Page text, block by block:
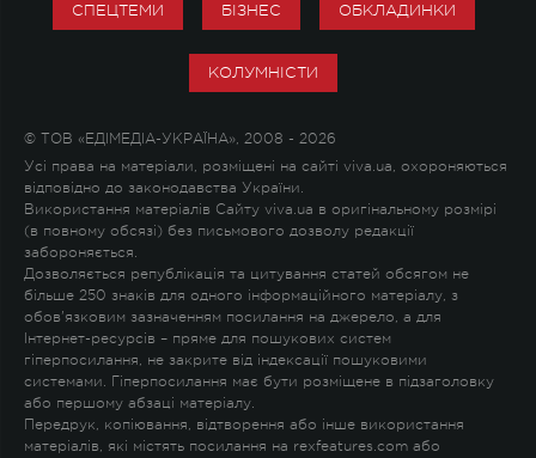
СПЕЦТЕМИ БІЗНЕС ОБКЛАДИНКИ
КОЛУМНІСТИ
© ТОВ «ЕДІМЕДІА-УКРАЇНА», 2008 - 2026
Усі права на матеріали, розміщені на сайті viva.ua, охороняються
відповідно до законодавства України.
Використання матеріалів Сайту viva.ua в оригінальному розмірі
(в повному обсязі) без письмового дозволу редакції
забороняється.
Дозволяється републікація та цитування статей обсягом не
більше 250 знаків для одного інформаційного матеріалу, з
обов'язковим зазначенням посилання на джерело, а для
Інтернет-ресурсів – пряме для пошукових систем
гіперпосилання, не закрите від індексації пошуковими
системами. Гіперпосилання має бути розміщене в підзаголовку
або першому абзаці матеріалу.
Передрук, копіювання, відтворення або інше використання
матеріалів, які містять посилання на rexfeatures.com або